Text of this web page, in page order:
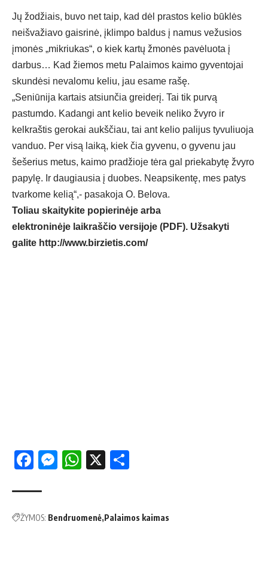
Jų žodžiais, buvo net taip, kad dėl prastos kelio būklės
neišvažiavo gaisrinė, įklimpo baldus į namus vežusios
įmonės „mikriukas“, o kiek kartų žmonės pavėluota į
darbus… Kad žiemos metu Palaimos kaimo gyventojai
skundėsi nevalomu keliu, jau esame rašę.
„Seniūnija kartais atsiunčia greiderį. Tai tik purvą
pastumdo. Kadangi ant kelio beveik neliko žvyro ir
kelkraštis gerokai aukščiau, tai ant kelio palijus tyvuliuoja
vanduo. Per visą laiką, kiek čia gyvenu, o gyvenu jau
šešerius metus, kaimo pradžioje tėra gal priekabytę žvyro
papylę. Ir daugiausia į duobes. Neapsikentę, mes patys
tvarkome kelią“,- pasakoja O. Belova.
Toliau skaitykite popierinėje arba
elektroninėje laikraščio versijoje (PDF). Užsakyti
galite http://www.birzietis.com/
Facebook
Messenger
WhatsApp
X
ŽYMOS: Bendruomenė Palaimos kaimas